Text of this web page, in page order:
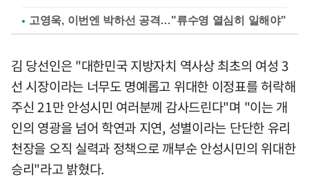
고영욱, 이번엔 박하선 공격…"류수영 열심히 일해야"
김 당선인은 "대한민국 지방자치 역사상 최초의 여성 3
선 시장이라는 너무도 명예롭고 위대한 이정표를 허락해
주신 21만 안성시민 여러분께 감사드린다"며 "이는 개
인의 영광을 넘어 학연과 지연, 성별이라는 단단한 유리
천장을 오직 실력과 정책으로 깨부순 안성시민의 위대한
승리"라고 밝혔다.